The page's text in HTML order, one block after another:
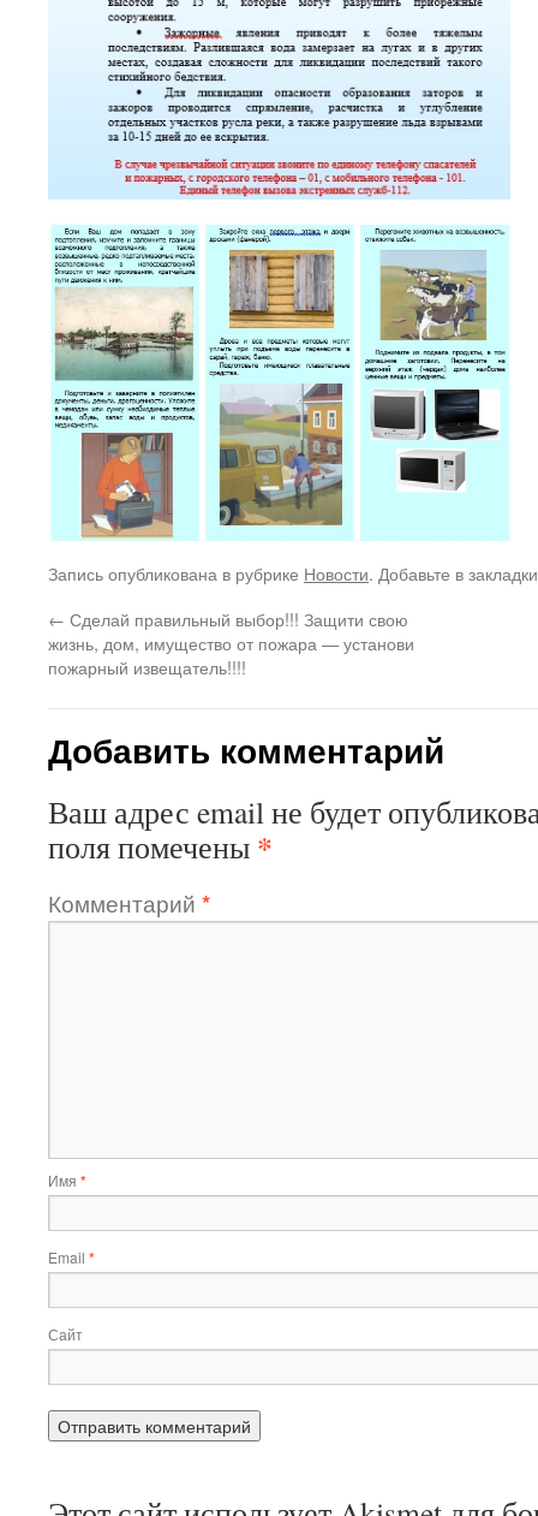
Запись опубликована в рубрике Новости. Добавьте в
← Сделай правильный выбор!!! Защити свою
жизнь, дом, имущество от пожара — установи
пожарный извещатель!!!!
Добавить комментарий
Ваш адрес email не будет
поля помечены *
Комментарий *
Имя *
Email *
Сайт